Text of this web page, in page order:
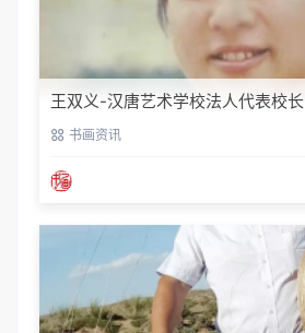
王双义-汉唐艺术学校法人代表校长
书画资讯